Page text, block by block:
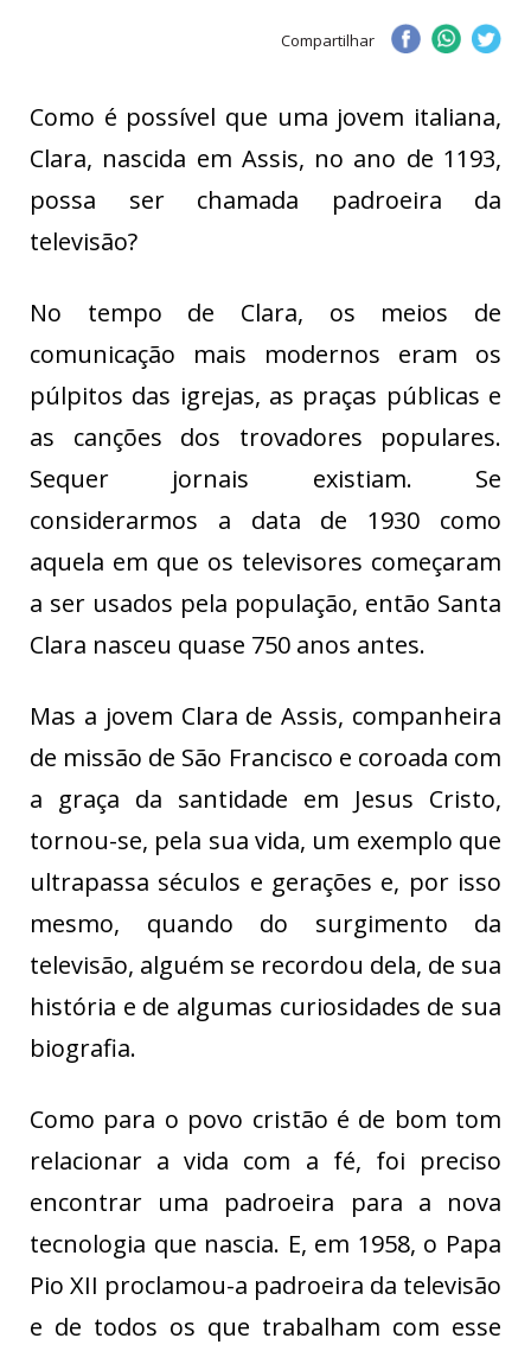
Compartilhar
Como é possível que uma jovem italiana,
Clara, nascida em Assis, no ano de 1193,
possa ser chamada padroeira da
televisão?
No tempo de Clara, os meios de
comunicação mais modernos eram os
púlpitos das igrejas, as praças públicas e
as canções dos trovadores populares.
Sequer jornais existiam. Se
considerarmos a data de 1930 como
aquela em que os televisores começaram
a ser usados pela população, então Santa
Clara nasceu quase 750 anos antes.
Mas a jovem Clara de Assis, companheira
de missão de São Francisco e coroada com
a graça da santidade em Jesus Cristo,
tornou-se, pela sua vida, um exemplo que
ultrapassa séculos e gerações e, por isso
mesmo, quando do surgimento da
televisão, alguém se recordou dela, de sua
história e de algumas curiosidades de sua
biografia.
Como para o povo cristão é de bom tom
relacionar a vida com a fé, foi preciso
encontrar uma padroeira para a nova
tecnologia que nascia. E, em 1958, o Papa
Pio XII proclamou-a padroeira da televisão
e de todos os que trabalham com esse